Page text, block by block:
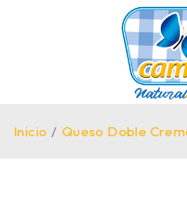
Inicio / Queso Doble